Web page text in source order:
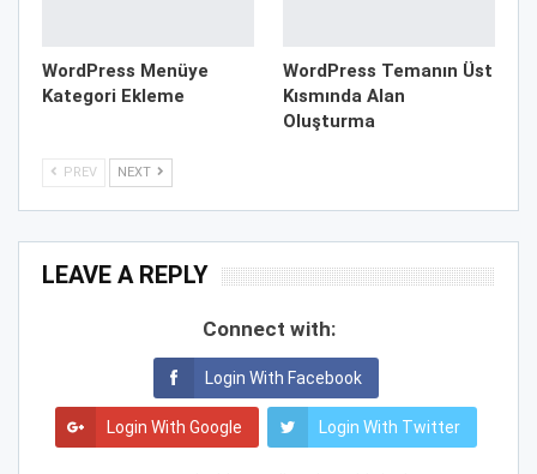
WordPress Menüye
Kategori Ekleme
WordPress Temanın Üst
Kısmında Alan
Oluşturma
PREV NEXT
LEAVE A REPLY
Connect with:
Login With Facebook
Login With Google Login With Twitter